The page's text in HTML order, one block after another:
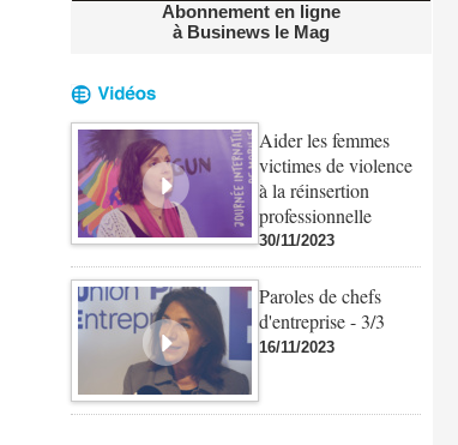
Abonnement en ligne
à Businews le Mag
Aider les femmes
victimes de violence
à la réinsertion
professionnelle
30/11/2023
Paroles de chefs
d'entreprise - 3/3
16/11/2023